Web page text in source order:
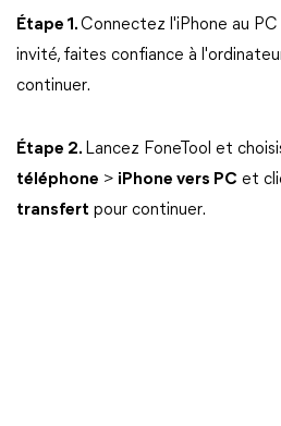
Étape 1.Connectez l'iPhone au
invité, faites confiance à
continuer.
Étape 2. Lancez FoneTool et
téléphone > iPhone vers PC et
transfert pour continuer.